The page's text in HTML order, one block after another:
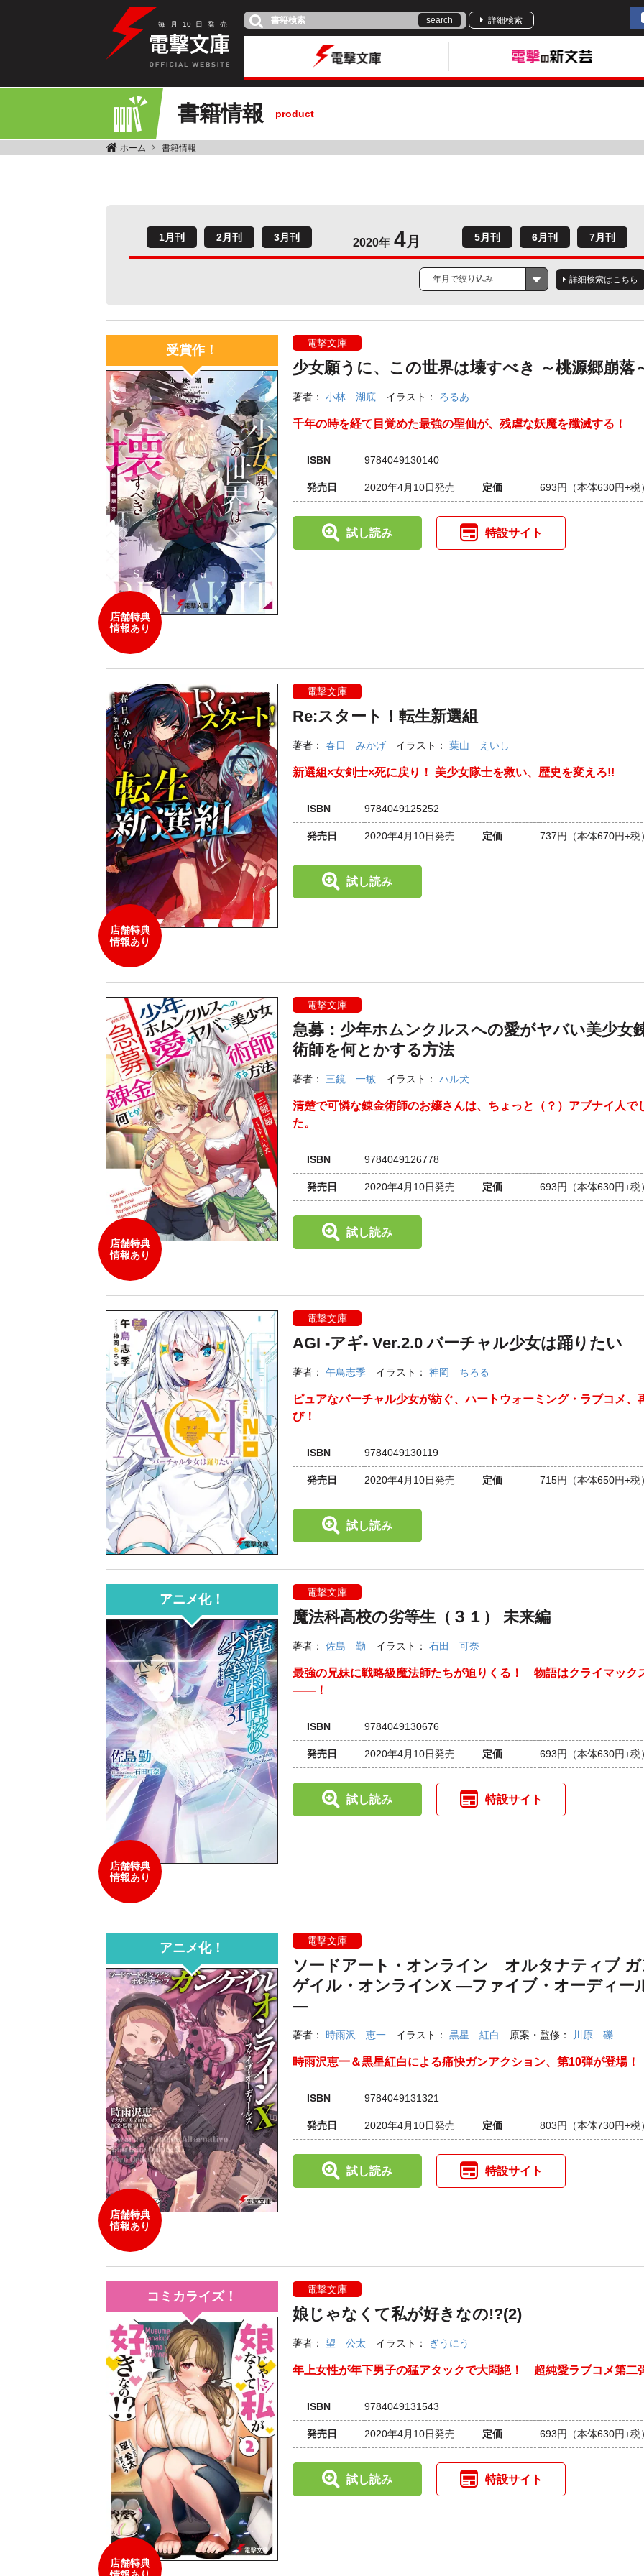
毎 月 10 日 発 売 search 詳細検索
書籍情報 product
ホーム 書籍情報
2020年 4月
1月刊 2月刊 3月刊 5月刊 6月刊 7月刊
年月で絞り込み 詳細検索はこちら
受賞作！
店舗特典
情報あり
電撃文庫
少女願うに、この世界は壊すべき ～桃源郷崩落
著者： 小林 湖底 イラスト： ろるあ
千年の時を経て目覚めた最強の聖仙が、残虐な妖魔を殲滅する！
ISBN 9784049130140
発売日 2020年4月10日発売 定価 693円 （本体630円+税
試し読み 特設サイト
店舗特典
情報あり
電撃文庫
Re:スタート！転生新選組
著者： 春日 みかげ イラスト： 葉山 えいし
新選組×女剣士×死に戻り！ 美少女隊士を救い、歴史を変えろ!!
ISBN 9784049125252
発売日 2020年4月10日発売 定価 737円 （本体670円+税
試し読み
店舗特典
情報あり
電撃文庫
急募：少年ホムンクルスへの愛がヤバい美少女
術師を何とかする方法
著者： 三鏡 一敏 イラスト： ハル犬
清楚で可憐な錬金術師のお嬢さんは、ちょっと（？）アブナイ人で
た。
ISBN 9784049126778
発売日 2020年4月10日発売 定価 693円 （本体630円+税
試し読み
電撃文庫
AGI ‐アギ‐ Ver.2.0 バーチャル少女は踊りたい
著者： 午鳥志季 イラスト： 神岡 ちろる
ピュアなバーチャル少女が紡ぐ、ハートウォーミング・ラブコメ、
び！
ISBN 9784049130119
発売日 2020年4月10日発売 定価 715円 （本体650円+税
試し読み
アニメ化！
店舗特典
情報あり
電撃文庫
魔法科高校の劣等生（３１） 未来編
著者： 佐島 勤 イラスト： 石田 可奈
最強の兄妹に戦略級魔法師たちが迫りくる！ 物語はクライマック
――！
ISBN 9784049130676
発売日 2020年4月10日発売 定価 693円 （本体630円+税
試し読み 特設サイト
アニメ化！
店舗特典
情報あり
電撃文庫
ソードアート・オンライン オルタナティブ
ゲイル・オンラインX ―ファイブ・オーディー
―
著者： 時雨沢 恵一 イラスト： 黒星 紅白 原案・監修： 川原 礫
時雨沢恵一＆黒星紅白による痛快ガンアクション、第10弾が登場！
ISBN 9784049131321
発売日 2020年4月10日発売 定価 803円 （本体730円+税
試し読み 特設サイト
コミカライズ！
店舗特典
電撃文庫
娘じゃなくて私が好きなの!?(2)
著者： 望 公太 イラスト： ぎうにう
年上女性が年下男子の猛アタックで大悶絶！ 超純愛ラブコメ第二
ISBN 9784049131543
発売日 2020年4月10日発売 定価 693円 （本体630円+税
試し読み 特設サイト